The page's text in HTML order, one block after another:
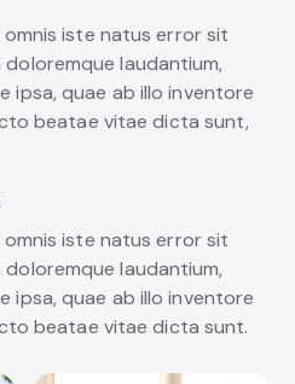
iste natus error sit
laudantium,
ipsa, quae ab illo inventore
beatae vitae dicta sunt,
iste natus error sit
laudantium,
ipsa, quae ab illo inventore
beatae vitae dicta sunt.